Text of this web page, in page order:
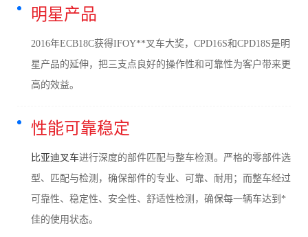
明星产品
2016年ECB18C获得IFOY**叉车大奖，CPD16S和CPD18S是明
星产品的延伸，把三支点良好的操作性和可靠性为客户带来更
高的效益。
性能可靠稳定
比亚迪叉车进行深度的部件匹配与整车检测。严格的零部件选
型、匹配与检测，确保部件的专业、可靠、耐用；而整车经过
可靠性、稳定性、安全性、舒适性检测，确保每一辆车达到*
佳的使用状态。